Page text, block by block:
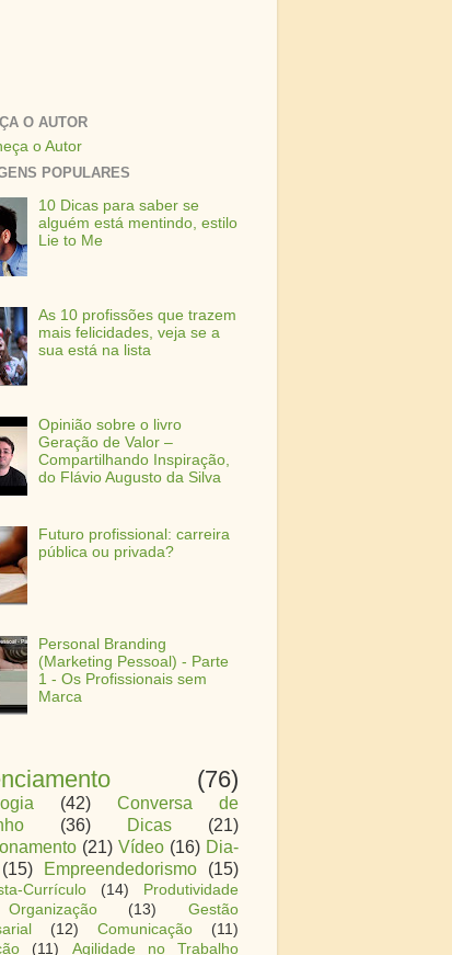
O AUTOR
POPULARES
10 Dicas para saber se
alguém está mentindo, estilo
Lie to Me
As 10 profissões que trazem
mais felicidades, veja se a
sua está na lista
Opinião sobre o livro
Geração de Valor –
Compartilhando Inspiração,
do Flávio Augusto da Silva
Futuro profissional: carreira
pública ou privada?
Personal Branding
(Marketing Pessoal) - Parte
1 - Os Profissionais sem
Marca
(76)
(42)
Conversa de
(36) Dicas
(21)
(21) Vídeo (16) Dia-
(15) Empreendedorismo (15)
Currículo (14)
Produtividade
Organização (13)
Gestão
(12) Comunicação
(11)
(11)
Agilidade no Trabalho